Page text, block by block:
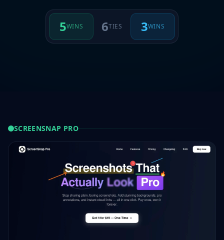
5WINS 6TIES 3WINS
SCREENSNAP PRO